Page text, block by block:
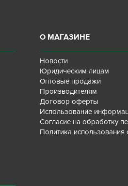
О МАГАЗИНЕ
Новости
Юридическим лицам
Оптовые продажи
Производителям
Договор оферты
Использование
Согласие на обработку
Политика